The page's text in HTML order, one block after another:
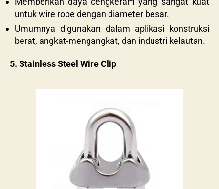
untuk wire rope dengan diameter besar.
Umumnya digunakan dalam aplikasi konstruksi
berat, angkat-mengangkat, dan industri kelautan.
5. Stainless Steel Wire Clip